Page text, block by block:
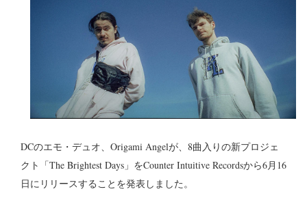
DCのエモ・デュオ、Origami Angelが、8曲入りの新プロジェ
クト「The Brightest Days」をCounter Intuitive Recordsから6月16
日にリリースすることを発表しました。